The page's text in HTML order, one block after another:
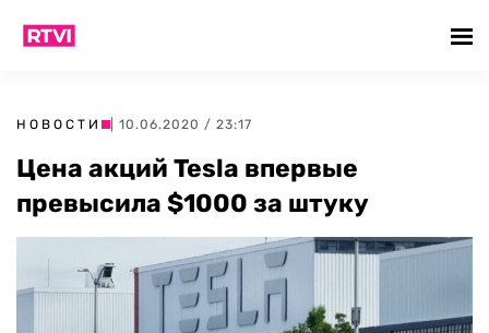
НОВОСТИ | 10.06.2020 / 23:17
Цена акций Tesla впервые
превысила $1000 за штуку